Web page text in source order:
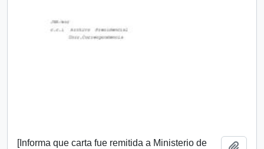
[Informa que carta fue remitida a Ministerio de